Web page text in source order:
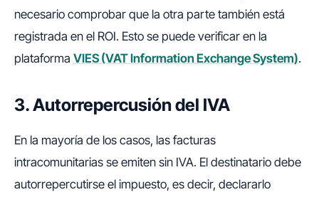
necesario comprobar que la otra parte también está
registrada en el ROI. Esto se puede verificar en la
plataforma VIES (VAT Information Exchange System).
3. Autorrepercusión del IVA
En la mayoría de los casos, las facturas
intracomunitarias se emiten sin IVA. El destinatario debe
autorrepercutirse el impuesto, es decir, declararlo